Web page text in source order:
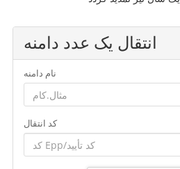
انتقال یک عدد دامنه
نام دامنه
کد انتقال